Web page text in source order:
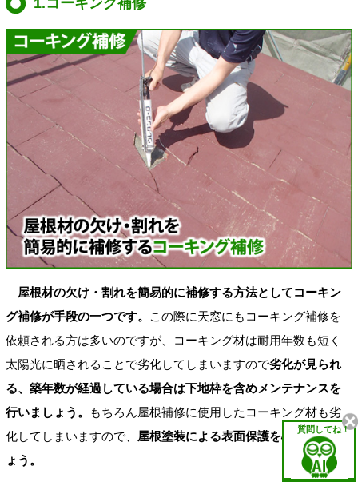
1.コーキング補修
屋根材の欠け・割れを簡易的に補修する方法としてコーキン
グ補修が手段の一つです。
この際に天窓にもコーキング補修を
依頼される方は多いのですが、コーキング材は耐用年数も短く
太陽光に晒されることで劣化してしまいますので劣化が見られ
る、築年数が経過している場合は下地枠を含めメンテナンスを
行いましょう。
もちろん屋根補修に使用したコーキング材も劣
化してしまいますので、 屋根塗装による表面保護を心がけまし
ょう。
質問してね！